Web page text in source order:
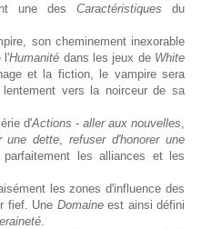
une desCaractéristiquesdu
son cheminement inexorable
l'Humanité dans les jeux de White
et la fiction, le vampire sera
vers la noirceur de sa
d'Actions - aller aux nouvelles
une dette ,refuser d'honorer une
les alliances et les
les zones d'influence des
fief. Une Domaineest ainsi défini